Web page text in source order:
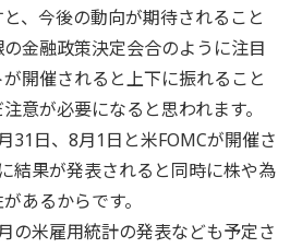
、今後の動向が期待されること
金融政策決定会合のように注目
開催されると上下に振れること
意が必要になると思われます。
31日、8月1日と米FOMCが開催さ
結果が発表されると同時に株や為
あるからです。
の米雇用統計の発表なども予定さ